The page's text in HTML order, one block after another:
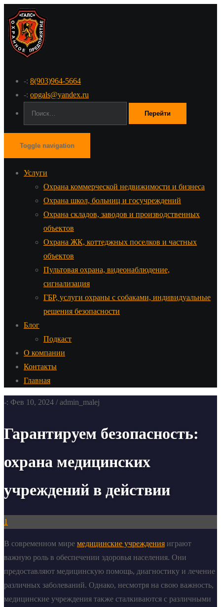
-: 8(903)964-5664
-: opgals@yandex.ru
Toggle navigation
Услуги
Охрана коммерческой недвижимости и бизнеса
Охрана школ, больниц и госучреждений
Охрана складов, заводов и производственных
объектов
Охрана ЖК, коттеджных поселков и частных
объектов
Пультовая охрана, видеонаблюдение,
сигнализация
ГБР, услуги охраны с собаками, индивидуальные
решения безопасности
Блог
Подкаст
О компании
Контакты
Главная
-: Фев 10, 2024 / admin_malej
Гарантируем безопасность:
охрана медицинских
учреждений в действии
1
В современном мире медицинские учреждения играют
важную роль в обеспечении здоровья населения. Они
предоставляют медицинскую помощь, диагностику и лечение
различных заболеваний. Однако, несмотря на свою важность,
медицинские учреждения также сталкиваются с различными